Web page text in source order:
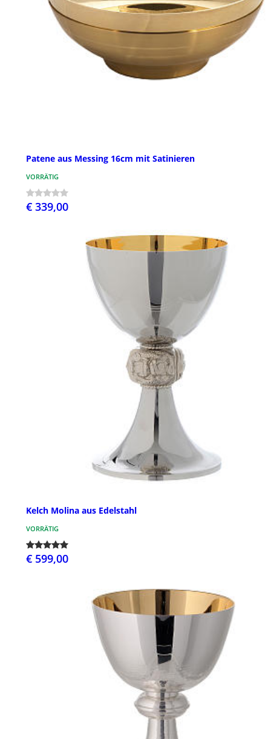
Patene aus Messing 16cm mit Satinieren
VORRÄTIG
€ 339,00
Kelch Molina aus Edelstahl
VORRÄTIG
€ 599,00